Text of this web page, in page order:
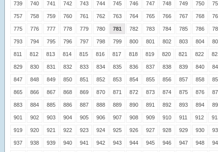
739 740 741 742 743 744 745 746 747 748 749 750
757 758 759 760 761 762 763 764 765 766 767 768
775 776 777 778 779 780 781 782 783 784 785 786
793 794 795 796 797 798 799 800 801 802 803 804
811 812 813 814 815 816 817 818 819 820 821 822
829 830 831 832 833 834 835 836 837 838 839 840
847 848 849 850 851 852 853 854 855 856 857 858
865 866 867 868 869 870 871 872 873 874 875 876
883 884 885 886 887 888 889 890 891 892 893 894
901 902 903 904 905 906 907 908 909 910 911 912
919 920 921 922 923 924 925 926 927 928 929 930
937 938 939 940 941 942 943 944 945 946 947 948